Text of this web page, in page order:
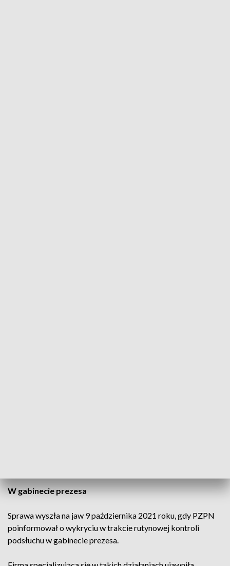
W gabinecie prezesa
Sprawa wyszła na jaw 9 października 2021 roku, gdy PZPN
poinformował o wykryciu w trakcie rutynowej kontroli
podsłuchu w gabinecie prezesa.